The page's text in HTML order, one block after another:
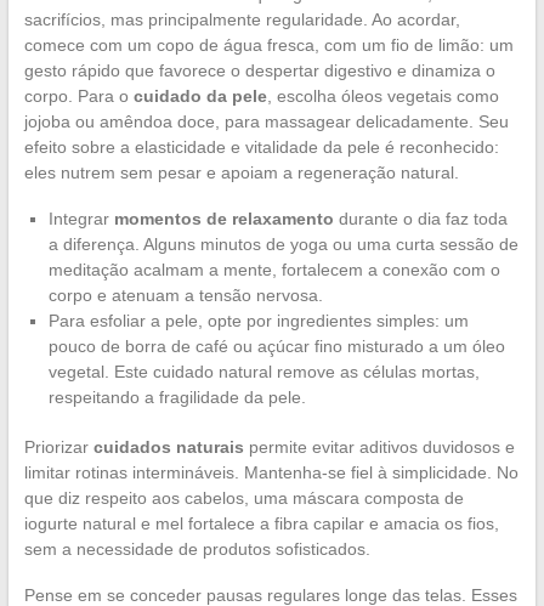
sacrifícios, mas principalmente regularidade. Ao acordar,
comece com um copo de água fresca, com um fio de limão: um
gesto rápido que favorece o despertar digestivo e dinamiza o
corpo. Para o cuidado da pele, escolha óleos vegetais como
jojoba ou amêndoa doce, para massagear delicadamente. Seu
efeito sobre a elasticidade e vitalidade da pele é reconhecido:
eles nutrem sem pesar e apoiam a regeneração natural.
Integrar momentos de relaxamento durante o dia faz toda
a diferença. Alguns minutos de yoga ou uma curta sessão de
meditação acalmam a mente, fortalecem a conexão com o
corpo e atenuam a tensão nervosa.
Para esfoliar a pele, opte por ingredientes simples: um
pouco de borra de café ou açúcar fino misturado a um óleo
vegetal. Este cuidado natural remove as células mortas,
respeitando a fragilidade da pele.
Priorizar cuidados naturais permite evitar aditivos duvidosos e
limitar rotinas intermináveis. Mantenha-se fiel à simplicidade. No
que diz respeito aos cabelos, uma máscara composta de
iogurte natural e mel fortalece a fibra capilar e amacia os fios,
sem a necessidade de produtos sofisticados.
Pense em se conceder pausas regulares longe das telas. Esses